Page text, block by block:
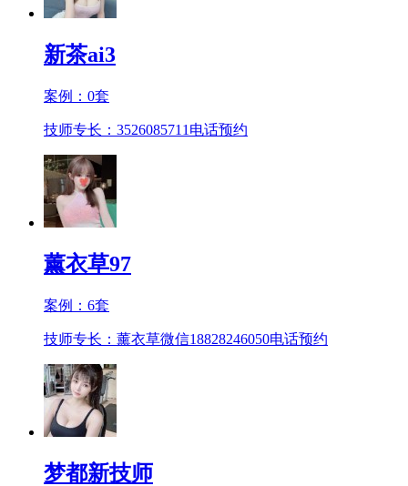
新茶ai3
案例： 0套
技师专长：3526085711 电话预约
薰衣草97
案例： 6套
技师专长：薰衣草微信18828246050电话预约
梦都新技师